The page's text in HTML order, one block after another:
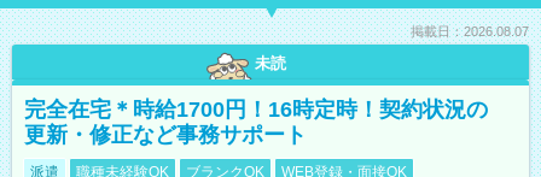
掲載日：2026.08.07
未読
完全在宅＊時給1700円！16時定時！契約状況の
更新・修正など事務サポート
派遣 職種未経験OK ブランクOK WEB登録・面接OK